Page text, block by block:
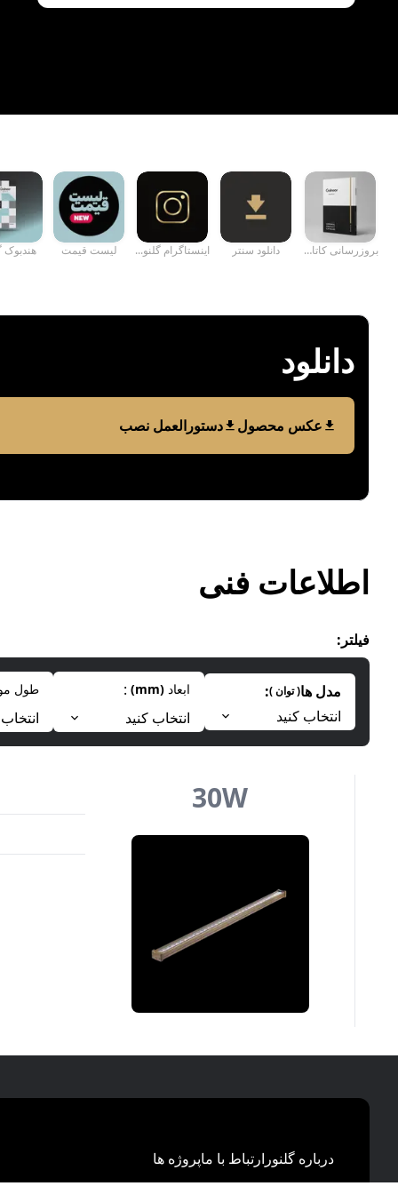
بروزرسانی کاتال... دانلود سنتر اینستاگرام گلنو... لیست قیمت هندبوک
دانلود
عکس محصول دستورالعمل نصب
اطلاعات فنی
فیلتر :
مدل ها(توان)
:
انتخاب کنید
ابعاد (
mm
)
:
انتخاب کنید
طول
30W
درباره گلنور ارتباط با ماپروژه ها